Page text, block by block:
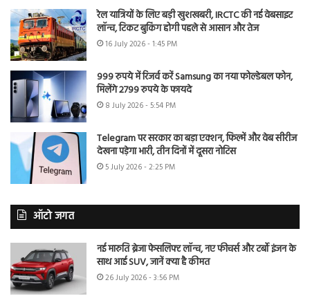
रेल यात्रियों के लिए बड़ी खुशखबरी, IRCTC की नई वेबसाइट
लॉन्च, टिकट बुकिंग होगी पहले से आसान और तेज
16 July 2026 - 1:45 PM
999 रुपये में रिजर्व करें Samsung का नया फोल्डेबल फोन,
मिलेंगे 2799 रुपये के फायदे
8 July 2026 - 5:54 PM
Telegram पर सरकार का बड़ा एक्शन, फिल्में और वेब सीरीज
देखना पड़ेगा भारी, तीन दिनों में दूसरा नोटिस
5 July 2026 - 2:25 PM
ऑटो जगत
नई मारुति ब्रेजा फेसलिफ्ट लॉन्च, नए फीचर्स और टर्बो इंजन के
साथ आई SUV, जानें क्या है कीमत
26 July 2026 - 3:56 PM